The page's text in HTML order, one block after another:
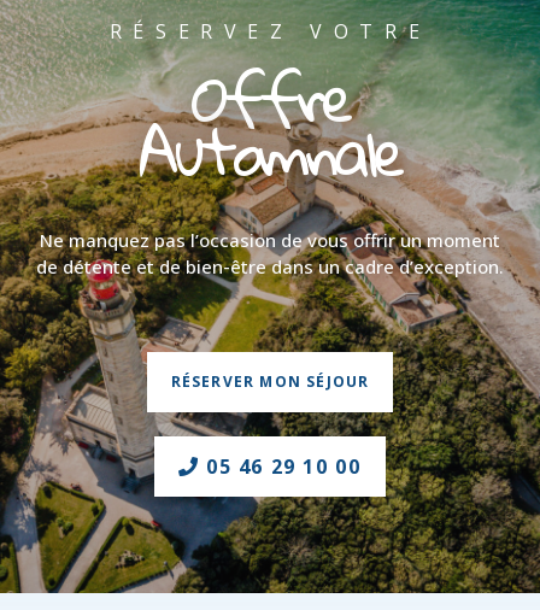
RÉSERVEZ VOTRE
Offre
Automnale
Ne manquez pas l’occasion de vous offrir un moment
de détente et de bien-être dans un cadre d’exception.
RÉSERVER MON SÉJOUR
05 46 29 10 00